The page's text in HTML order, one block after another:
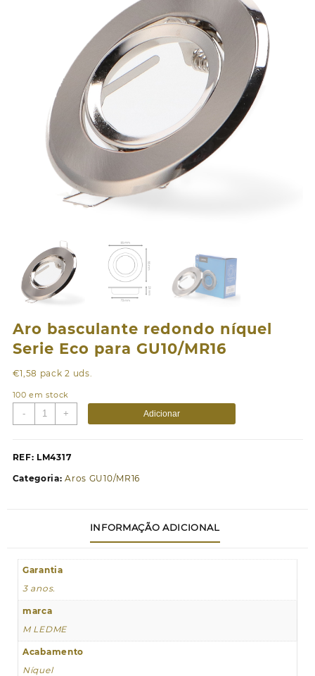
Aro basculante redondo níquel
Serie Eco para GU10/MR16
€1,58 pack 2 uds.
100 em stock
-
Quantidade
de
basculante
níquel
+ Adicionar
REF: LM4317
Categoria:Aros GU10/MR16
INFORMAÇÃO ADICIONAL
Garantia
3 anos.
marca
M LEDME
Acabamento
Níquel